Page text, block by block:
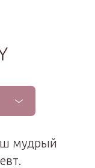
мудрый